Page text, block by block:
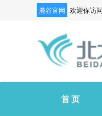
麓谷官网 欢迎你访
首 页